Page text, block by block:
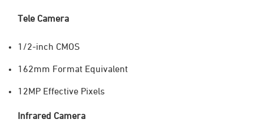
Tele Camera
1/2-inch CMOS
‌162mm Format Equivalent
12MP Effective Pixels
Infrared Camera